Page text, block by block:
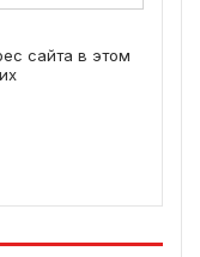
сайта в этом